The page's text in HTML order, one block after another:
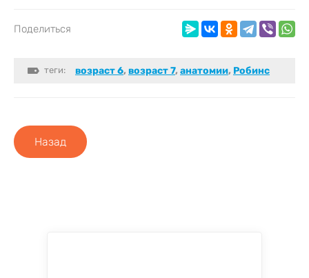
Поделиться
теги: возраст 6, возраст 7, анатомии, Робинс
Назад